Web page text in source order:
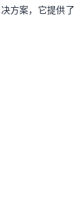
方案，它提供了